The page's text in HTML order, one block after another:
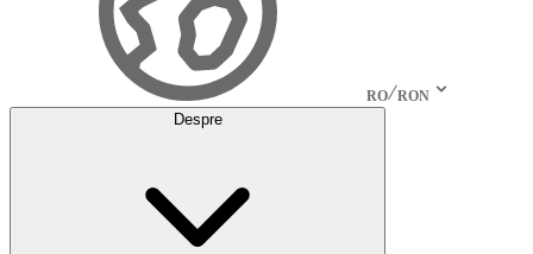
RO RON
Despre